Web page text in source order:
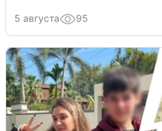
5 августа 95